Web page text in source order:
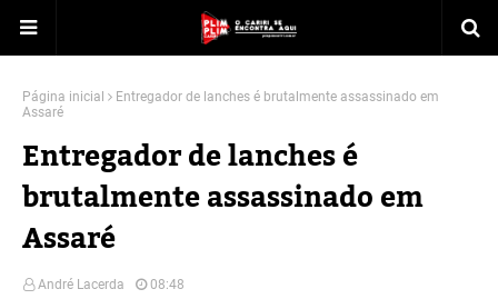
Página inicial
Entregador de lanches é brutalmente assassinado em
Assaré
Entregador de lanches é
brutalmente assassinado em
Assaré
André Lacerda 08:48